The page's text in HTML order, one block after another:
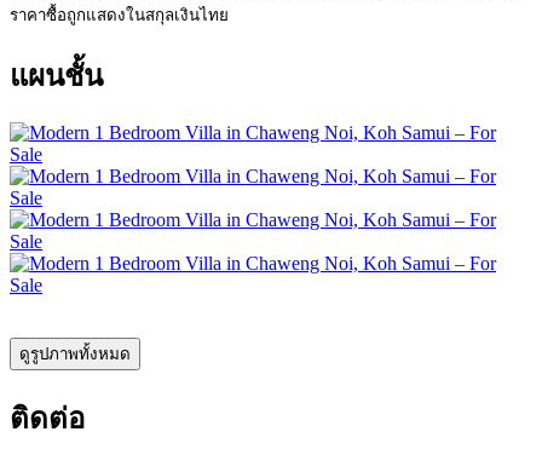
ราคาซื้อถูกแสดงในสกุลเงินไทย
แผนชั้น
ดูรูปภาพทั้งหมด
ติดต่อ